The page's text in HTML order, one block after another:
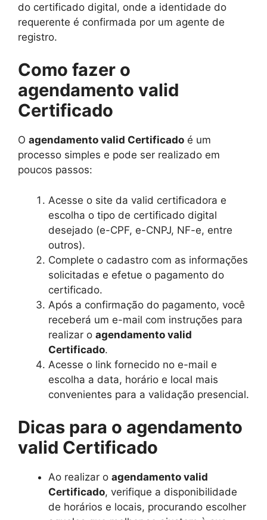
do certificado digital, onde a identidade do
requerente é confirmada por um agente de
registro.
Como fazer o
agendamento valid
Certificado
O agendamento valid Certificado é um
processo simples e pode ser realizado em
poucos passos:
Acesse o site da valid certificadora e
escolha o tipo de certificado digital
desejado (e-CPF, e-CNPJ, NF-e, entre
outros).
Complete o cadastro com as informações
solicitadas e efetue o pagamento do
certificado.
Após a confirmação do pagamento, você
receberá um e-mail com instruções para
realizar o agendamento valid
Certificado.
Acesse o link fornecido no e-mail e
escolha a data, horário e local mais
convenientes para a validação presencial.
Dicas para o agendamento
valid Certificado
Ao realizar o agendamento valid
Certificado, verifique a disponibilidade
de horários e locais, procurando escolher